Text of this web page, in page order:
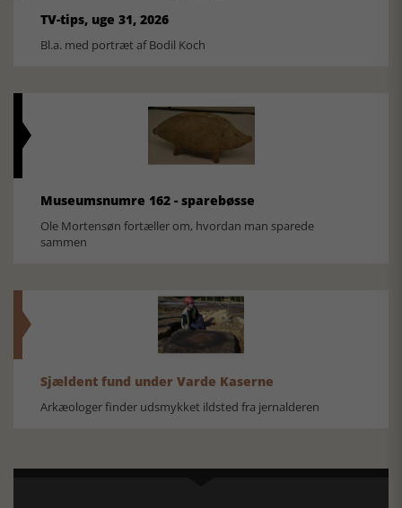
TV-tips, uge 31, 2026
Bl.a. med portræt af Bodil Koch
Museumsnumre 162 - sparebøsse
Ole Mortensøn fortæller om, hvordan man sparede
sammen
Sjældent fund under Varde Kaserne
Arkæologer finder udsmykket ildsted fra jernalderen